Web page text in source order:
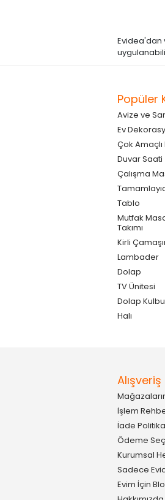
Evidea'dan
Popüler
Avize ve
Ev
Çok
Duvar Saati
Çalışma
Tablo
Mutfak
Takımı
Kirli
Lambader
Dolap
TV Ünitesi
Dolap Kulbu
Halı
Alışveriş
İşlem
İade
Ödeme
Kurumsal
Sadece
Evim İçin